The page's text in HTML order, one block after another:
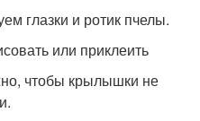
глазки и ротик пчелы.
или приклеить
чтобы крылышки не